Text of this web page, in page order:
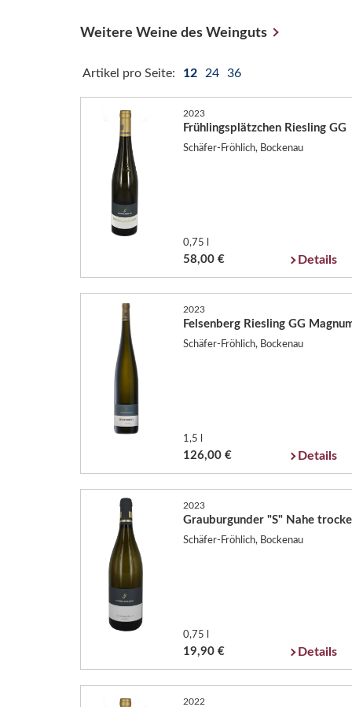
Weitere Weine des Weinguts
Artikel pro Seite: 12 24 36
2023
Frühlingsplätzchen Riesling GG
Schäfer-Fröhlich, Bockenau
0,75 l
58,00 € Details
2023
Felsenberg Riesling GG
Schäfer-Fröhlich, Bockenau
1,5 l
126,00 € Details
2023
Grauburgunder "S" Nahe
Schäfer-Fröhlich, Bockenau
0,75 l
19,90 € Details
2022